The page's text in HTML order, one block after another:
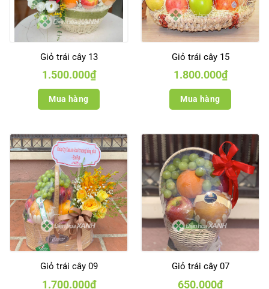
Giỏ trái cây 13
1.500.000₫
Mua hàng
Giỏ trái cây 15
1.800.000₫
Mua hàng
Giỏ trái cây 09
1.700.000₫
Giỏ trái cây 07
650.000₫